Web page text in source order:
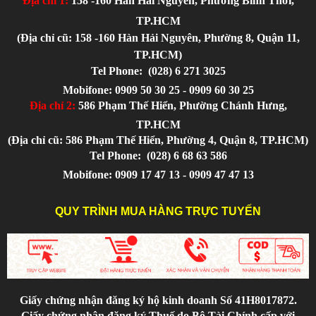
TP.HCM
(Địa chỉ cũ: 158 -160 Hàn Hải Nguyên, Phường 8, Quận 11,
TP.HCM)
Tel Phone: (028) 6 271 3025
Mobifone: 0909 50 30 25 - 0909 60 30 25
Địa chỉ 2: 586 Phạm Thế Hiển, Phường Chánh Hưng,
TP.HCM
(Địa chỉ cũ: 586 Phạm Thế Hiển, Phường 4, Quận 8, TP.HCM)
Tel Phone: (028) 6 68 63 586
Mobifone: 0909 17 47 13 - 0909 47 47 13
QUY TRÌNH MUA HÀNG TRỰC TUYẾN
Giấy chứng nhận đăng ký hộ kinh doanh Số 41H8017872.